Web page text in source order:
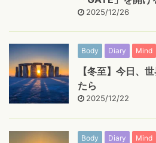
2025/12/26
Body Diary Mind
【冬至】今日、
たら
2025/12/22
Body Diary Mind